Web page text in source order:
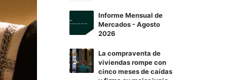
Informe Mensual de
Mercados - Agosto
2026
La compraventa de
viviendas rompe con
cinco meses de caídas